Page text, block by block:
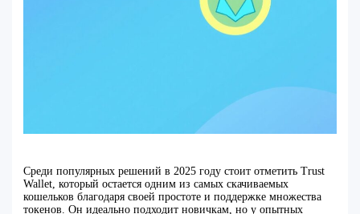
Среди популярных решений в 2025 году стоит отметить Trust
Wallet, который остается одним из самых скачиваемых
кошельков благодаря своей простоте и поддержке множества
токенов. Он идеально подходит новичкам, но у опытных